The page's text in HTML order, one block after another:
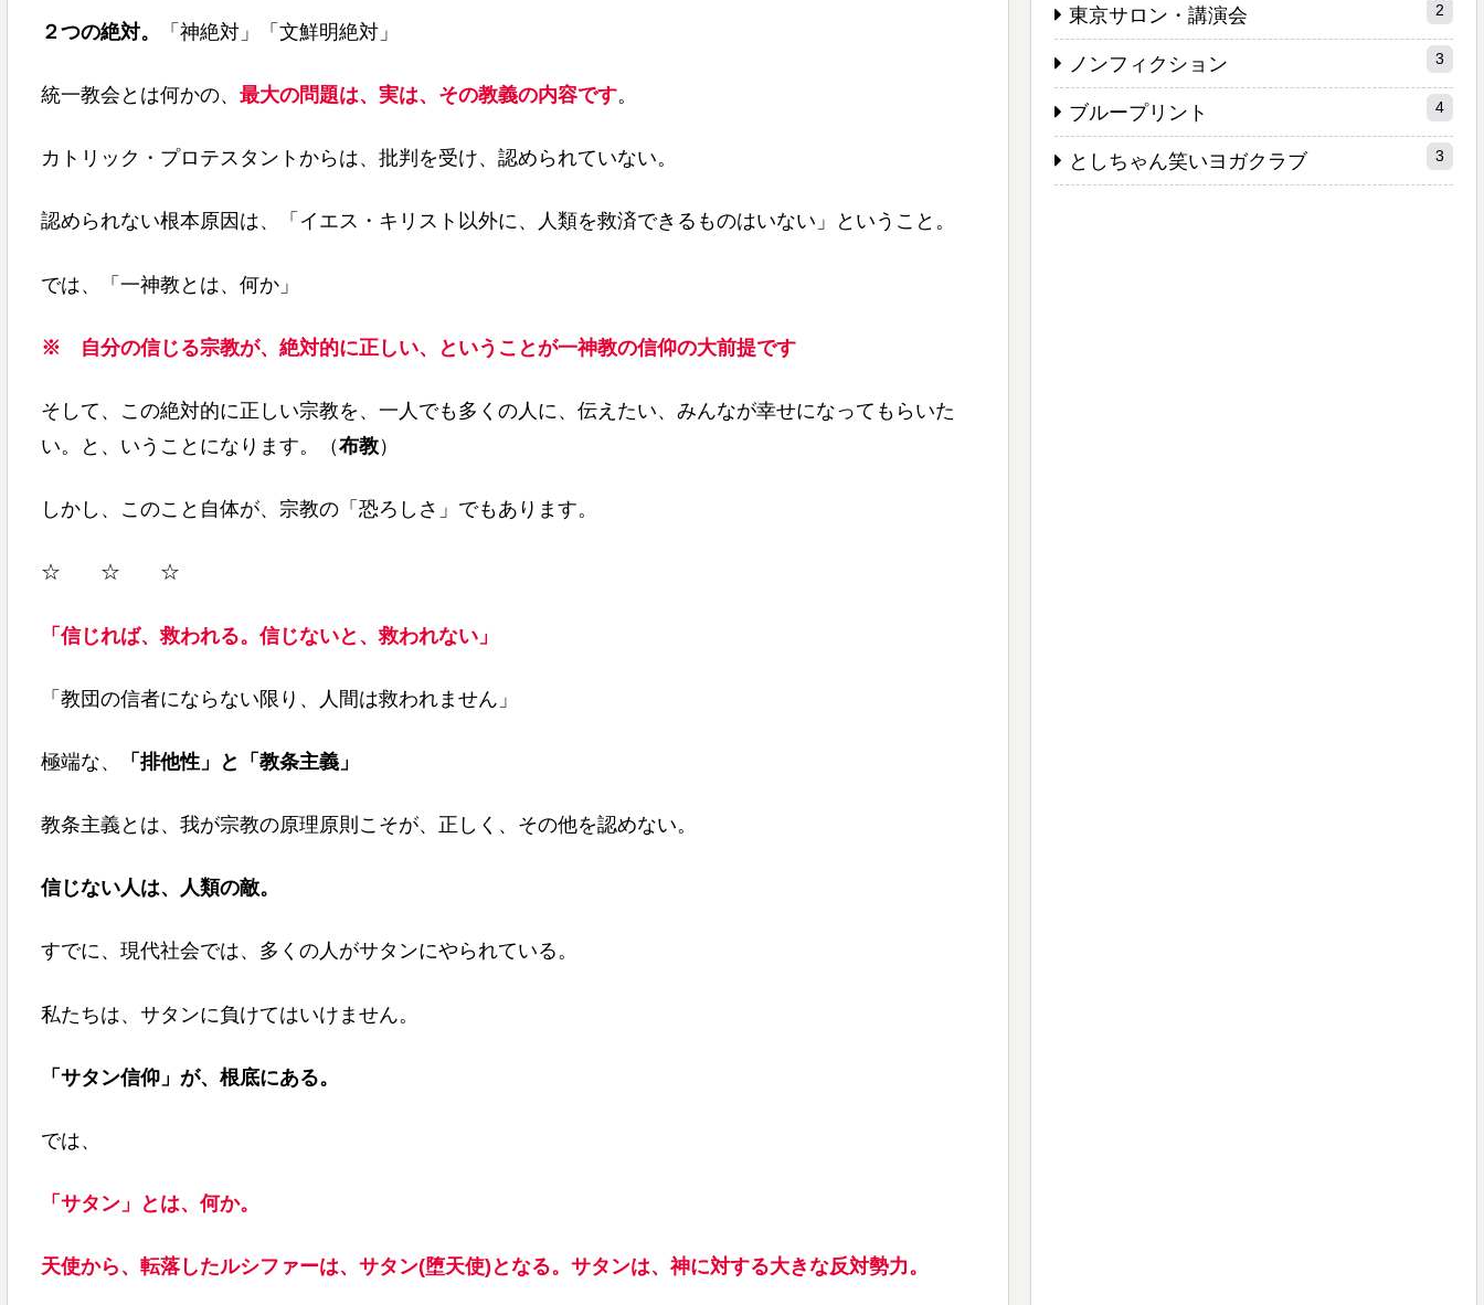
２つの絶対。 「神絶対」「文鮮明絶対」
統一教会とは何かの、 最大の問題は、実は、その教義の内容です。
カトリック・プロテスタントからは、批判を受け、認められていない。
認められない根本原因は、「イエス・キリスト以外に、人類を救済できるものはいない」ということ。
では、「一神教とは、何か」
※ 自分の信じる宗教が、絶対的に正しい、ということが一神教の信仰の大前提です
そして、この絶対的に正しい宗教を、一人でも多くの人に、伝えたい、みんなが幸せになってもらいた
い。と、いうことになります。（布教）
しかし、このこと自体が、宗教の「恐ろしさ」でもあります。
☆ ☆ ☆
「信じれば、救われる。信じないと、救われない」
「教団の信者にならない限り、人間は救われません」
極端な、 「排他性」と「教条主義」
教条主義とは、我が宗教の原理原則こそが、正しく、その他を認めない。
信じない人は、人類の敵。
すでに、現代社会では、多くの人がサタンにやられている。
私たちは、サタンに負けてはいけません。
「サタン信仰」が、根底にある。
では、
「 サタン」とは、何か。
天使から、転落したルシファーは、サタン(堕天使)となる。サタンは、神に対する大きな反対勢力。
東京サロン・講演会 2
ノンフィクション 3
ブループリント 4
としちゃん笑いヨガクラブ 3